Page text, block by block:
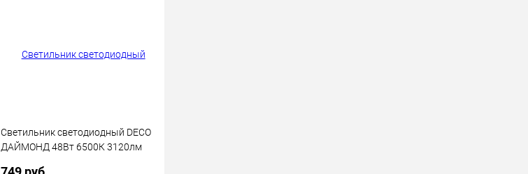
Светильник светодиодный DECO
ДАЙМОНД 48Вт 6500К 3120лм